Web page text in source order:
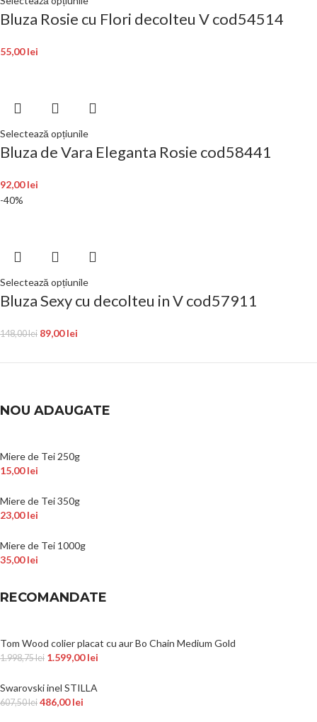
Bluza Rosie cu Flori decolteu V cod54514
55,00lei
Selectează opțiunile
Bluza de Vara Eleganta Rosie cod58441
92,00lei
-40%
Selectează opțiunile
Bluza Sexy cu decolteu in V cod57911
148,00lei 89,00lei
NOU ADAUGATE
Miere de Tei 250g
15,00lei
Miere de Tei 350g
23,00lei
Miere de Tei 1000g
35,00lei
RECOMANDATE
Tom Wood colier placat cu aur Bo Chain Medium Gold
1.998,75lei 1.599,00lei
Swarovski inel STILLA
607,50lei 486,00lei